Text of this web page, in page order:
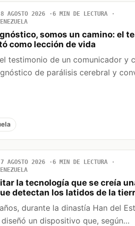
AGOSTO 2026
6 MIN DE LECTURA
somos un camino: el
como lección de vida
testimonio de un comunicador y
de parálisis cerebral y
AGOSTO 2026
6 MIN DE LECTURA
la tecnología que se creía
detectan los latidos de la
durante la dinastía Han del
un dispositivo que, según…